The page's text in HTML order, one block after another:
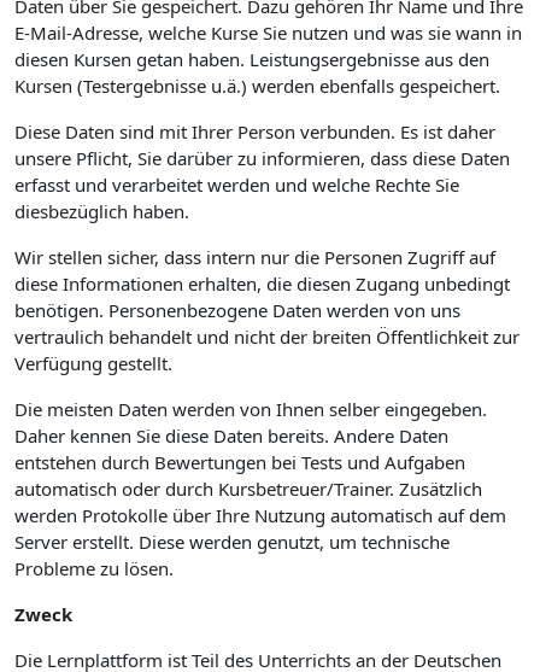
Daten über Sie gespeichert. Dazu gehören Ihr Name und Ihre
E-Mail-Adresse, welche Kurse Sie nutzen und was sie wann in
diesen Kursen getan haben. Leistungsergebnisse aus den
Kursen (Testergebnisse u.ä.) werden ebenfalls gespeichert.
Diese Daten sind mit Ihrer Person verbunden. Es ist daher
unsere Pflicht, Sie darüber zu informieren, dass diese Daten
erfasst und verarbeitet werden und welche Rechte Sie
diesbezüglich haben.
Wir stellen sicher, dass intern nur die Personen Zugriff auf
diese Informationen erhalten, die diesen Zugang unbedingt
benötigen. Personenbezogene Daten werden von uns
vertraulich behandelt und nicht der breiten Öffentlichkeit zur
Verfügung gestellt.
Die meisten Daten werden von Ihnen selber eingegeben.
Daher kennen Sie diese Daten bereits. Andere Daten
entstehen durch Bewertungen bei Tests und Aufgaben
automatisch oder durch Kursbetreuer/Trainer. Zusätzlich
werden Protokolle über Ihre Nutzung automatisch auf dem
Server erstellt. Diese werden genutzt, um technische
Probleme zu lösen.
Zweck
Die Lernplattform ist Teil des Unterrichts an der Deutschen